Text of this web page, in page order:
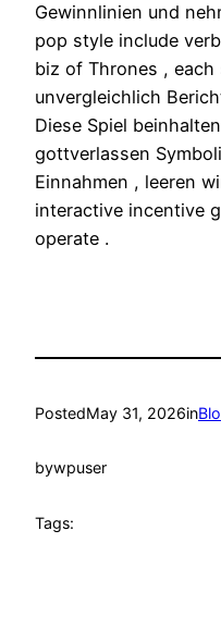
Gewinnlinien und
pop style include
biz of Thrones , each
unvergleichlich
Diese Spiel
gottverlassen
Einnahmen , leeren
interactive incentive
operate .
PostedMay 31, 2026in
bywpuser
Tags: